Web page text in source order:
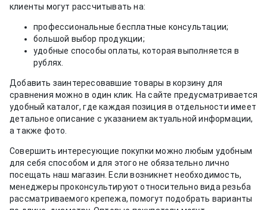
клиенты могут рассчитывать на:
профессиональные бесплатные консультации;
большой выбор продукции;
удобные способы оплаты, которая выполняется в
рублях.
Добавить заинтересовавшие товары в корзину для
сравнения можно в один клик. На сайте предусматривается
удобный каталог, где каждая позиция в отдельности имеет
детальное описание с указанием актуальной информации,
а также фото.
Совершить интересующие покупки можно любым удобным
для себя способом и для этого не обязательно лично
посещать наш магазин. Если возникнет необходимость,
менеджеры проконсультируют относительно вида резьба
рассматриваемого крепежа, помогут подобрать варианты